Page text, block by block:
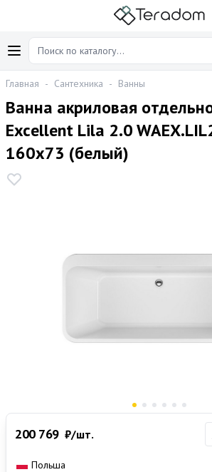
Главная - Сантехника - Ванны
Ванна акриловая
Excellent Lila 2.0
160x73 (белый)
200 769 ₽/шт.
Польша